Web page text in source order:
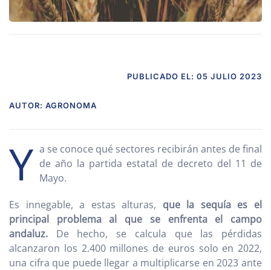
PUBLICADO EL: 05 JULIO 2023
AUTOR: AGRONOMA
Y a se conoce qué sectores recibirán antes de final
de año la partida estatal de decreto del 11 de
Mayo.
Es innegable, a estas alturas, que la sequía es el
principal problema al que se enfrenta el campo
andaluz. De hecho, se calcula que las pérdidas
alcanzaron los 2.400 millones de euros solo en 2022,
una cifra que puede llegar a multiplicarse en 2023 ante